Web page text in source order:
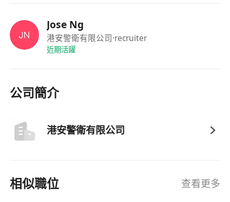
Jose Ng
港安警衛有限公司·recruiter
近期活躍
公司簡介
港安警衛有限公司
相似職位 查看更多